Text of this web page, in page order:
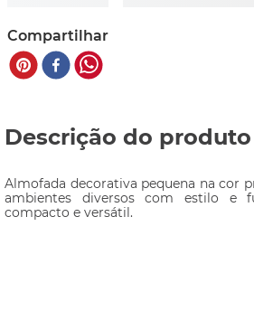
Compartilhar
Descrição do produto
Almofada decorativa pequena na cor
ambientes diversos com estilo e
compacto e versátil.